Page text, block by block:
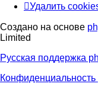
Удалить
Создано на основе
Limited
Русская поддержка
Конфиденциальность